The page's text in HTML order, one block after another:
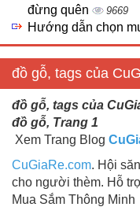
đừng quên
9669
Hướng dẫn chọn
đồ gỗ, tags của
đồ gỗ, tags của
đồ gỗ, Trang 1
Xem Trang Blog
CuGiaRe.com. Hội
cho người thèm. Hỗ
Mua Sắm Thông Minh